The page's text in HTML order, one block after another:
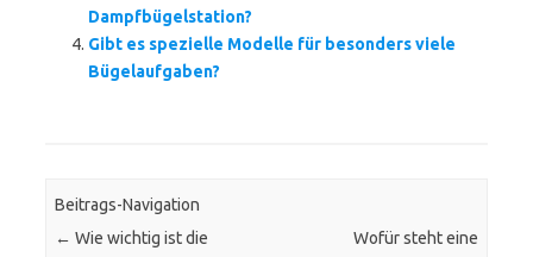
Dampfbügelstation?
Gibt es spezielle Modelle für besonders viele
Bügelaufgaben?
Beitrags-Navigation
← Wie wichtig ist die
Wofür steht eine